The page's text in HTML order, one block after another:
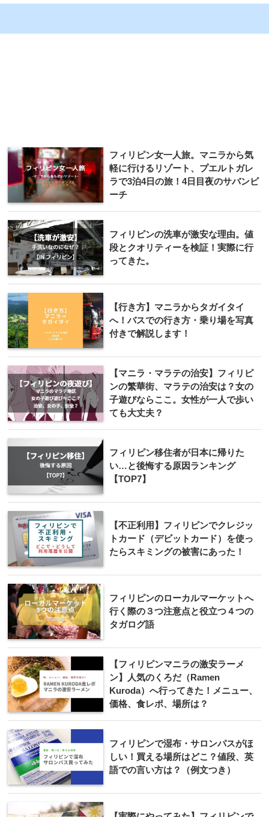
フィリピン女一人旅。マニラから気
軽に行けるリゾート、プエルトガレ
ラで3泊4日の旅！4日目夜のサバンビ
ーチ
フィリピンの洗車が激安な理由。値
段とクオリティーを検証！実際に行
ってきた。
【行き方】マニラからタガイタイ
へ！バスでの行き方・乗り場を写真
付きで解説します！
【マニラ・マラテの治安】フィリピ
ンの繁華街、マラテの治安は？女の
子遊びならここ。女性が一人で歩い
ても大丈夫？
フィリピン移住者が日本に帰りた
い…と後悔する原因ランキング
【TOP7】
【不正利用】フィリピンでクレジッ
トカード（デビットカード）を使っ
たらスキミングの被害にあった！
フィリピンのローカルマーケットへ
行く際の３つ注意点と役立つ４つの
タガログ語
【フィリピンマニラの激安ラーメ
ン】人気のくろだ（Ramen
Kuroda）へ行ってきた！メニュー、
価格、食レポ、場所は？
フィリピンで湿布・サロンパスがほ
しい！買える場所はどこ？値段、英
語での言い方は？（例文つき）